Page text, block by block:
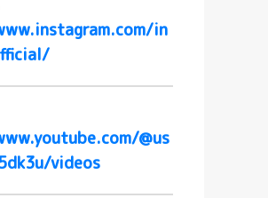
in
@us
videos